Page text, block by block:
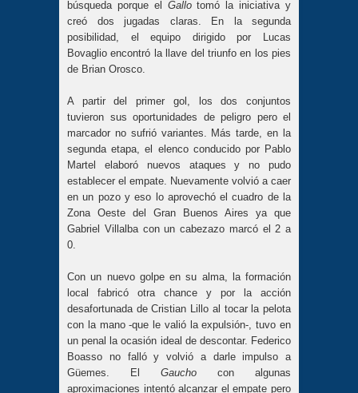
búsqueda porque el Gallotomó la iniciativa y
creó dos jugadas claras. En la segunda
posibilidad, el equipo dirigido por Lucas
Bovaglio encontró la llave del triunfo en los pies
de Brian Orosco.
A partir del primer gol, los dos conjuntos
tuvieron sus oportunidades de peligro pero el
marcador no sufrió variantes. Más tarde, en la
segunda etapa, el elenco conducido por Pablo
Martel elaboró nuevos ataques y no pudo
establecer el empate. Nuevamente volvió a caer
en un pozo y eso lo aprovechó el cuadro de la
Zona Oeste del Gran Buenos Aires ya que
Gabriel Villalba con un cabezazo marcó el 2 a
0.
Con un nuevo golpe en su alma, la formación
local fabricó otra chance y por la acción
desafortunada de Cristian Lillo al tocar la pelota
con la mano -que le valió la expulsión-, tuvo en
un penal la ocasión ideal de descontar. Federico
Boasso no falló y volvió a darle impulso a
Güemes. El Gaucho con algunas
aproximaciones intentó alcanzar el empate pero